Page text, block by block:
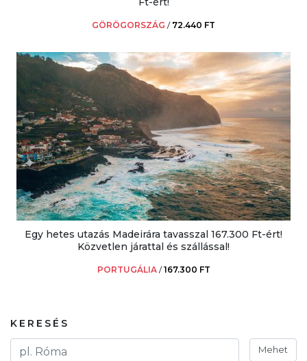
GÖRÖGORSZÁG / 72.440 FT
Egy hetes utazás Madeirára tavasszal 167.300 Ft-ért!
Közvetlen járattal és szállással!
PORTUGÁLIA /167.300 FT
KERESÉS
Mehet